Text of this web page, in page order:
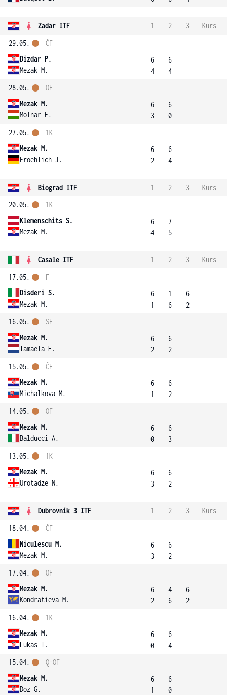
Zadar ITF 1 2 3
Kurs
29.05.
Dizdar P.
Mezak M.
ČF
6
4
6
4
28.05.
Mezak M.
Molnar E.
OF
6
3
6
0
27.05.
Mezak M.
Froehlich J.
1K
6
2
6
4
Biograd ITF 1 2 3
Kurs
20.05.
Klemenschits S.
Mezak M.
1K
6
4
7
5
Casale ITF 1 2 3
Kurs
17.05.
Disderi S.
Mezak M.
F
6
1
1
6
6
2
16.05.
Mezak M.
Tamaela E.
SF
6
2
6
2
15.05.
Mezak M.
Michalkova M.
ČF
6
1
6
2
14.05.
Mezak M.
Balducci A.
OF
6
0
6
3
13.05.
Mezak M.
Urotadze N.
1K
6
3
6
2
Dubrovník 3 ITF 1 2 3
Kurs
18.04.
Niculescu M.
Mezak M.
ČF
6
3
6
2
17.04.
Mezak M.
Kondratieva M.
OF
6
2
4
6
6
2
16.04.
Mezak M.
Lukas T.
1K
6
0
6
4
15.04.
Mezak M.
Doz G.
Q-OF
6
1
6
0